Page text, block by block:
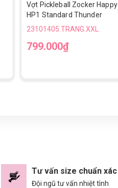
Vợt Pickleball Zocker Happy
HP1 Standard Thunder
23101405.TRANG.XXL
799.000₫
Tư vấn size chuẩn xác
Đội ngũ tư vấn nhiệt tình